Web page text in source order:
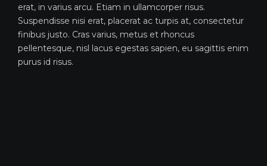
erat, in varius arcu. Etiam in ullamcorper risus.
Suspendisse nisi erat, placerat ac turpis at, consectetur
finibus justo. Cras varius, metus et rhoncus
pellentesque, nisl lacus egestas sapien, eu sagittis enim
purus id risus.